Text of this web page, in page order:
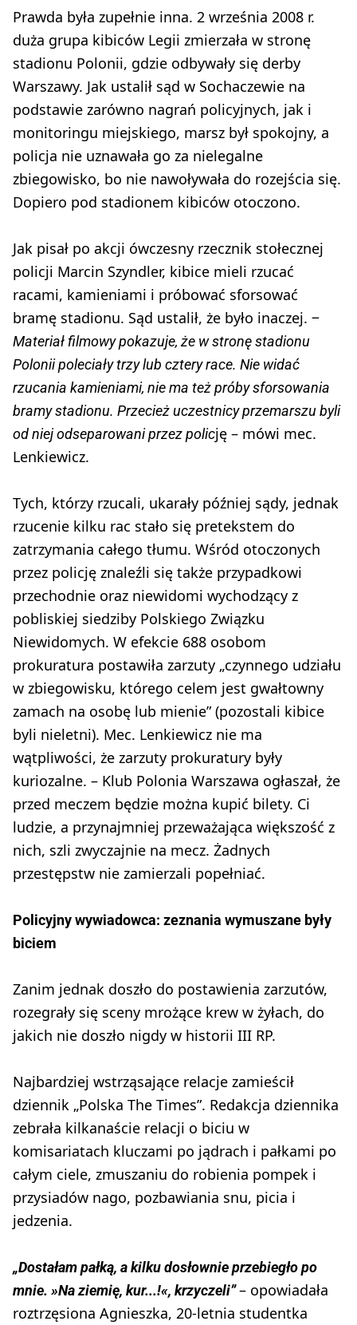
Prawda była zupełnie inna. 2 września 2008 r.
duża grupa kibiców Legii zmierzała w stronę
stadionu Polonii, gdzie odbywały się derby
Warszawy. Jak ustalił sąd w Sochaczewie na
podstawie zarówno nagrań policyjnych, jak i
monitoringu miejskiego, marsz był spokojny, a
policja nie uznawała go za nielegalne
zbiegowisko, bo nie nawoływała do rozejścia się.
Dopiero pod stadionem kibiców otoczono.
Jak pisał po akcji ówczesny rzecznik stołecznej
policji Marcin Szyndler, kibice mieli rzucać
racami, kamieniami i próbować sforsować
bramę stadionu. Sąd ustalił, że było inaczej. –
Materiał filmowy pokazuje, że w stronę stadionu
Polonii poleciały trzy lub cztery race. Nie widać
rzucania kamieniami, nie ma też próby sforsowania
bramy stadionu. Przecież uczestnicy przemarszu byli
od niej odseparowani przez policję – mówi mec.
Lenkiewicz.
Tych, którzy rzucali, ukarały później sądy, jednak
rzucenie kilku rac stało się pretekstem do
zatrzymania całego tłumu. Wśród otoczonych
przez policję znaleźli się także przypadkowi
przechodnie oraz niewidomi wychodzący z
pobliskiej siedziby Polskiego Związku
Niewidomych. W efekcie 688 osobom
prokuratura postawiła zarzuty „czynnego udziału
w zbiegowisku, którego celem jest gwałtowny
zamach na osobę lub mienie” (pozostali kibice
byli nieletni). Mec. Lenkiewicz nie ma
wątpliwości, że zarzuty prokuratury były
kuriozalne. – Klub Polonia Warszawa ogłaszał, że
przed meczem będzie można kupić bilety. Ci
ludzie, a przynajmniej przeważająca większość z
nich, szli zwyczajnie na mecz. Żadnych
przestępstw nie zamierzali popełniać.
Policyjny wywiadowca: zeznania wymuszane były
biciem
Zanim jednak doszło do postawienia zarzutów,
rozegrały się sceny mrożące krew w żyłach, do
jakich nie doszło nigdy w historii III RP.
Najbardziej wstrząsające relacje zamieścił
dziennik „Polska The Times”. Redakcja dziennika
zebrała kilkanaście relacji o biciu w
komisariatach kluczami po jądrach i pałkami po
całym ciele, zmuszaniu do robienia pompek i
przysiadów nago, pozbawiania snu, picia i
jedzenia.
„Dostałam pałką, a kilku dosłownie przebiegło po
mnie. »Na ziemię, kur...!«, krzyczeli”– opowiadała
roztrzęsiona Agnieszka, 20-letnia studentka